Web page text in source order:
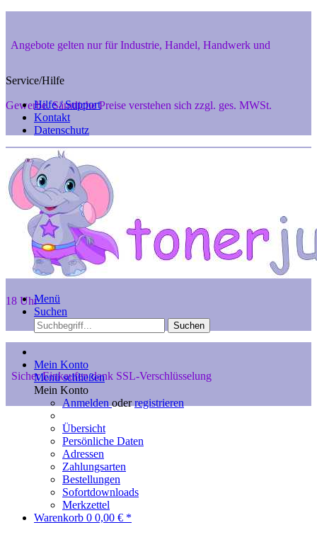
Angebote gelten nur für Industrie, Handel, Handwerk und
Gewerbe. Sämtliche Preise verstehen sich zzgl. ges. MWSt.
Private Endverbraucher aus 48346 Ostbevern und 48291 Telgte
können aber gerne telef. anfragen unter 02532-7242, Mo. - Fr. 8 -
18 Uhr
Sicher Einkaufen dank SSL-Verschlüsselung
Service/Hilfe
Hilfe / Support
Kontakt
Datenschutz
Menü
Suchen
Suchen
Mein Konto
Menü schließen
Mein Konto
Anmelden oderregistrieren
Übersicht
Persönliche Daten
Adressen
Zahlungsarten
Bestellungen
Sofortdownloads
Merkzettel
Warenkorb 0 0,00 € *